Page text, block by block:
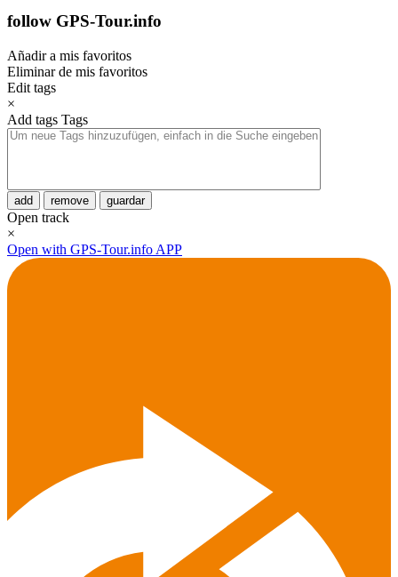
follow GPS-Tour.info
Añadir a mis favoritos
Eliminar de mis favoritos
Edit tags
×
Add tags Tags
add remove guardar
Open track
×
Open with GPS-Tour.info APP